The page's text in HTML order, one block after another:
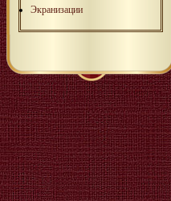
Экранизации